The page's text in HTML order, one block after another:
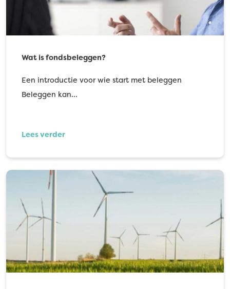
Wat is fondsbeleggen?
Een introductie voor wie start met beleggen
Beleggen kan…
Lees verder